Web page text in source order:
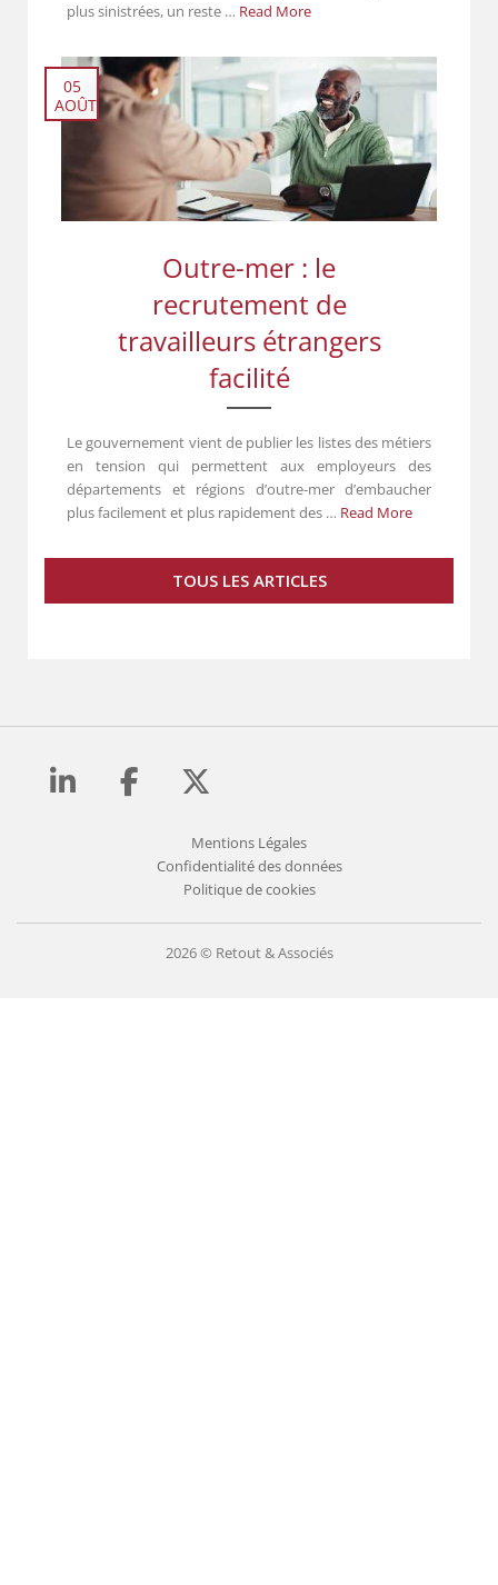
plus sinistrées, un reste … Read More
Outre-mer : le
recrutement de
travailleurs étrangers
facilité
05
AOÛT
Le gouvernement vient de publier les listes des métiers
en tension qui permettent aux employeurs des
départements et régions d’outre-mer d’embaucher
plus facilement et plus rapidement des … Read More
TOUS LES ARTICLES
Mentions Légales
Confidentialité des données
Politique de cookies
2026 © Retout & Associés